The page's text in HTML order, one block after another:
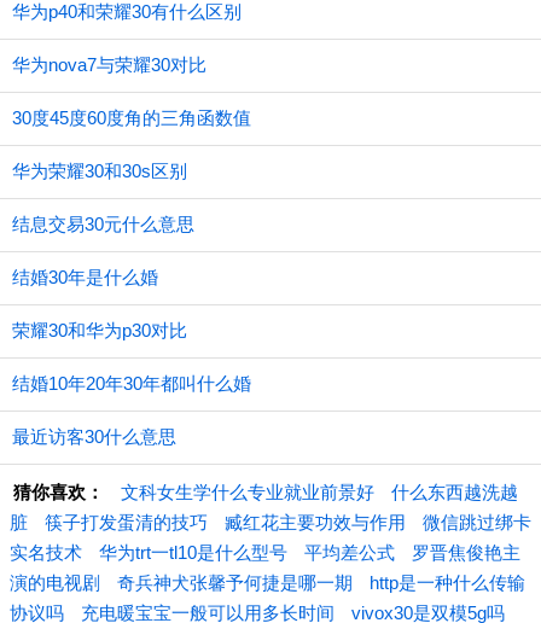
华为p40和荣耀30有什么区别
华为nova7与荣耀30对比
30度45度60度角的三角函数值
华为荣耀30和30s区别
结息交易30元什么意思
结婚30年是什么婚
荣耀30和华为p30对比
结婚10年20年30年都叫什么婚
最近访客30什么意思
猜你喜欢： 文科女生学什么专业就业前景好
什么东西越洗越
脏
筷子打发蛋清的技巧 臧红花主要功效与作用
微信跳过绑卡
实名技术
华为trt一tl10是什么型号 平均差公式
罗晋焦俊艳主
演的电视剧
奇兵神犬张馨予何捷是哪一期
http是一种什么传输
协议吗
充电暖宝宝一般可以用多长时间 vivox30是双模5g吗